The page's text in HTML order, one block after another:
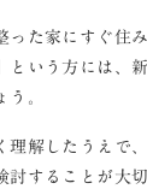
った家にすぐ住
という方には、
う。
理解したうえで
討することが大切